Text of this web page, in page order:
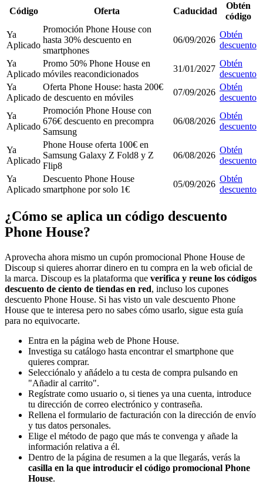
Código Oferta Caducidad
Obtén
código
Ya
Aplicado
Promoción Phone House con
hasta 30% descuento en
smartphones
06/09/2026
Obtén
descuento
Ya
Aplicado
Promo 50% Phone House en
móviles reacondicionados
31/01/2027
Obtén
descuento
Ya
Aplicado
Oferta Phone House: hasta 200€
de descuento en móviles
07/09/2026
Obtén
descuento
Ya
Aplicado
Promoción Phone House con
676€ descuento en precompra
Samsung
06/08/2026
Obtén
descuento
Ya
Aplicado
Phone House oferta 100€ en
Samsung Galaxy Z Fold8 y Z
Flip8
06/08/2026
Obtén
descuento
Ya
Aplicado
Descuento Phone House
smartphone por solo 1€
05/09/2026
Obtén
descuento
¿Cómo se aplica un código descuento
Phone House?
Aprovecha ahora mismo un cupón promocional Phone House de
Discoup si quieres ahorrar dinero en tu compra en la web oficial de
la marca. Discoup es la plataforma que verifica y reune los códigos
descuento de ciento de tiendas en red, incluso los cupones
descuento Phone House. Si has visto un vale descuento Phone
House que te interesa pero no sabes cómo usarlo, sigue esta guía
para no equivocarte.
Entra en la página web de Phone House.
Investiga su catálogo hasta encontrar el smartphone que
quieres comprar.
Selecciónalo y añádelo a tu cesta de compra pulsando en
"Añadir al carrito".
Regístrate como usuario o, si tienes ya una cuenta, introduce
tu dirección de correo electrónico y contraseña.
Rellena el formulario de facturación con la dirección de envío
y tus datos personales.
Elige el método de pago que más te convenga y añade la
información relativa a él.
Dentro de la página de resumen a la que llegarás, verás la
casilla en la que introducir el código promocional Phone
House.